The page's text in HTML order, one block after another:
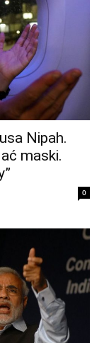
Nipah.
maski.
0